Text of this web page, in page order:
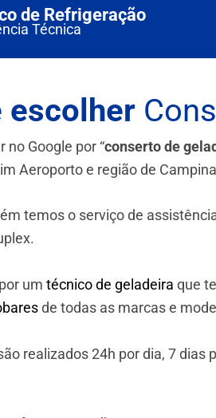
de Refrigeração
Técnica
escolher
no Google por “conserto de
Aeroporto e região de
temos o serviço de
um técnico de geladeira que
de todas as marcas e
realizados 24h por dia, 7